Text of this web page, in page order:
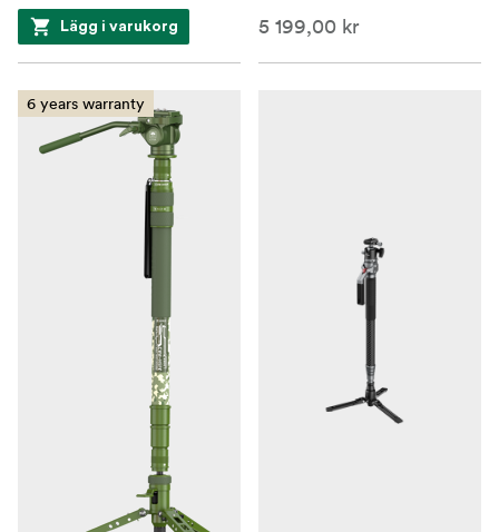
Lägg i varukorg 5 199,00 kr
6 years warranty